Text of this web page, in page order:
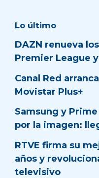
Lo último
DAZN renueva
Premier League y
Canal Red
Movistar Plus+
Samsung y
por la imagen:
RTVE firma su
años y
televisivo